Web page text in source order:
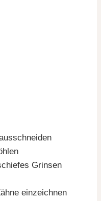
Grinsen
einzeichnen